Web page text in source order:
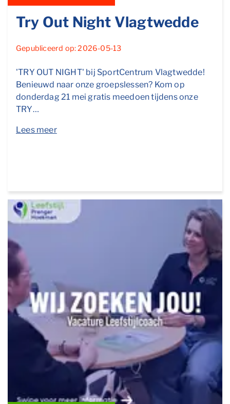
Try Out Night Vlagtwedde
Gepubliceerd op: 2026-05-13
'TRY OUT NIGHT' bij SportCentrum Vlagtwedde!
Benieuwd naar onze groepslessen? Kom op
donderdag 21 mei gratis meedoen tijdens onze
TRY…
Lees meer